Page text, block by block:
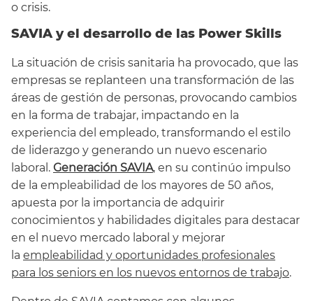
o crisis.
SAVIA y el desarrollo de las Power Skills
La situación de crisis sanitaria ha provocado, que las
empresas se replanteen una transformación de las
áreas de gestión de personas, provocando cambios
en la forma de trabajar, impactando en la
experiencia del empleado, transformando el estilo
de liderazgo y generando un nuevo escenario
laboral. Generación SAVIA, en su continúo impulso
de la empleabilidad de los mayores de 50 años,
apuesta por la importancia de adquirir
conocimientos y habilidades digitales para destacar
en el nuevo mercado laboral y mejorar
la empleabilidad y oportunidades profesionales
para los seniors en los nuevos entornos de trabajo.